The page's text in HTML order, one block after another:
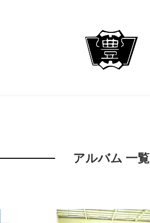
アルバム 一覧